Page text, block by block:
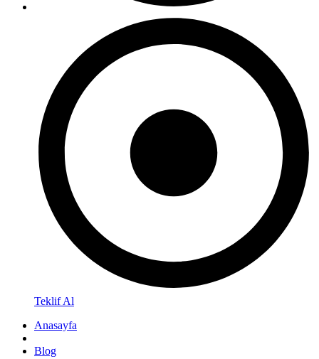
Teklif Al
Anasayfa
Blog